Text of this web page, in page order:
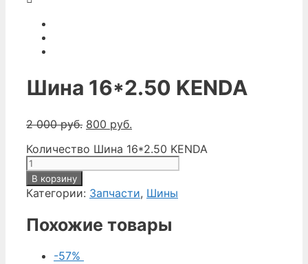
Шина 16*2.50 KENDA
2 000руб. 800 руб.
Количество Шина 16*2.50 KENDA
В корзину
Категории: Запчасти, Шины
Похожие товары
-57%